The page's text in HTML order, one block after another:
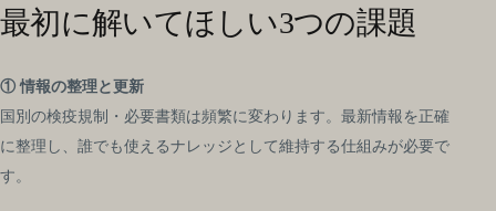
最初に解いてほしい3つの課題
① 情報の整理と更新
国別の検疫規制・必要書類は頻繁に変わります。最新情報を正確
に整理し、誰でも使えるナレッジとして維持する仕組みが必要で
す。